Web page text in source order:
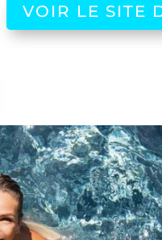
VOIR LE SITE